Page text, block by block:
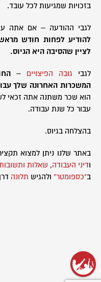
בזכויות שמגיעות לכל עובד.
לגבי ההודעה – אם אתה
להודיע לפחות חודש
לציין שהסיבה היא הגיוס.
לגבי גובה הפיצויים –
המשכרות האחרונה שלך
הוא שכר משתנה אתה זכאי
עבור כל שנת עבודה.
בהצלחה בגיוס.
באתר שלנו ניתן למצוא
ודיני העבודה, שאלות
ב"כספומטר" ולהגיש תלונה